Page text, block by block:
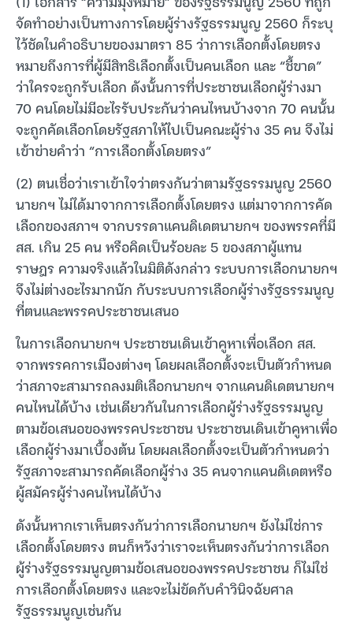
จัดทำอย่างเป็นทางการโดยผู้ร่างรัฐธรรมนูญ 2560 ก็ระบุ
ไว้ชัดในคำอธิบายของมาตรา 85 ว่าการเลือกตั้งโดยตรง
หมายถึงการที่ผู้มีสิทธิเลือกตั้งเป็นคนเลือก และ “ชี้ขาด”
ว่าใครจะถูกรับเลือก ดังนั้นการที่ประชาชนเลือกผู้ร่างมา
70 คนโดยไม่มีอะไรรับประกันว่าคนไหนบ้างจาก 70 คนนั้น
จะถูกคัดเลือกโดยรัฐสภาให้ไปเป็นคณะผู้ร่าง 35 คน จึงไม่
เข้าข่ายคำว่า “การเลือกตั้งโดยตรง”
(2) ตนเชื่อว่าเราเข้าใจว่าตรงกันว่าตามรัฐธรรมนูญ 2560
นายกฯ ไม่ได้มาจากการเลือกตั้งโดยตรง แต่มาจากการคัด
เลือกของสภาฯ จากบรรดาแคนดิเดตนายกฯ ของพรรคที่มี
สส. เกิน 25 คน หรือคิดเป็นร้อยละ 5 ของสภาผู้แทน
ราษฎร ความจริงแล้วในมิติดังกล่าว ระบบการเลือกนายกฯ
จึงไม่ต่างอะไรมากนัก กับระบบการเลือกผู้ร่างรัฐธรรมนูญ
ที่ตนและพรรคประชาชนเสนอ
ในการเลือกนายกฯ ประชาชนเดินเข้าคูหาเพื่อเลือก สส.
จากพรรคการเมืองต่างๆ โดยผลเลือกตั้งจะเป็นตัวกำหนด
ว่าสภาจะสามารถลงมติเลือกนายกฯ จากแคนดิเดตนายกฯ
คนไหนได้บ้าง เช่นเดียวกันในการเลือกผู้ร่างรัฐธรรมนูญ
ตามข้อเสนอของพรรคประชาชน ประชาชนเดินเข้าคูหาเพื่อ
เลือกผู้ร่างมาเบื้องต้น โดยผลเลือกตั้งจะเป็นตัวกำหนดว่า
รัฐสภาจะสามารถคัดเลือกผู้ร่าง 35 คนจากแคนดิเดตหรือ
ผู้สมัครผู้ร่างคนไหนได้บ้าง
ดังนั้นหากเราเห็นตรงกันว่าการเลือกนายกฯ ยังไม่ใช่การ
เลือกตั้งโดยตรง ตนก็หวังว่าเราจะเห็นตรงกันว่าการเลือก
ผู้ร่างรัฐธรรมนูญตามข้อเสนอของพรรคประชาชน ก็ไม่ใช่
การเลือกตั้งโดยตรง และจะไม่ขัดกับคำวินิจฉัยศาล
รัฐธรรมนูญเช่นกัน